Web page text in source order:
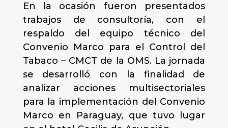
En la ocasión fueron presentados
trabajos de consultoría, con el
respaldo del equipo técnico del
Convenio Marco para el Control del
Tabaco – CMCT de la OMS. La jornada
se desarrolló con la finalidad de
analizar acciones multisectoriales
para la implementación del Convenio
Marco en Paraguay, que tuvo lugar